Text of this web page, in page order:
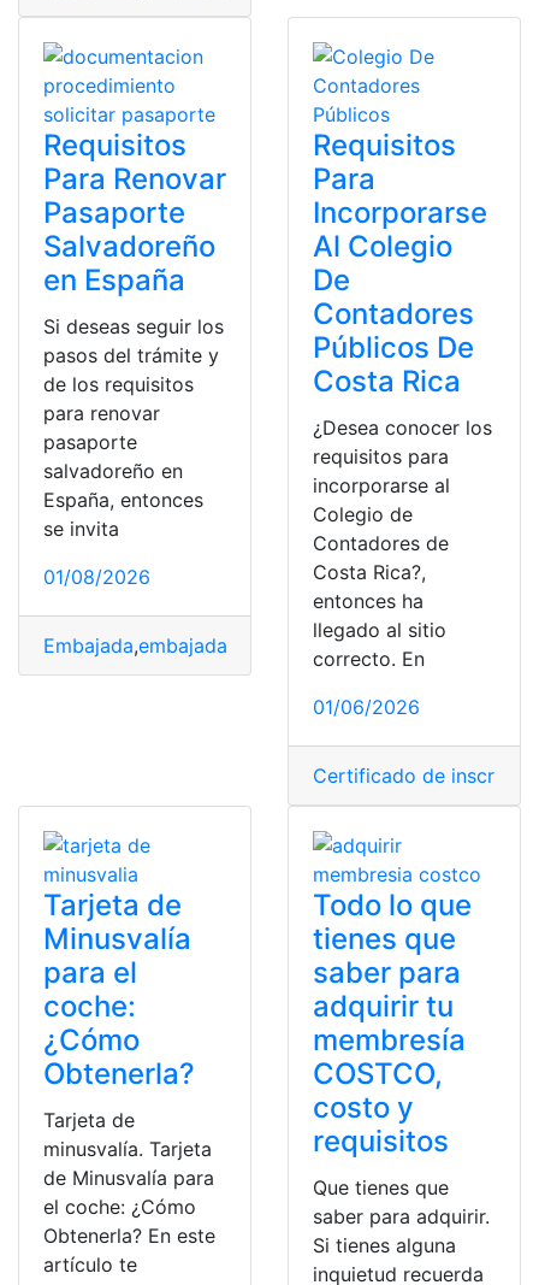
Requisitos
Para Renovar
Pasaporte
Salvadoreño
en España
Si deseas seguir los
pasos del trámite y
de los requisitos
para renovar
pasaporte
salvadoreño en
España, entonces
se invita
01/08/2026
Embajada,embajada española Pasaporte pasaporte
Requisitos
Para
Incorporarse
Al Colegio
De
Contadores
Públicos De
Costa Rica
¿Desea conocer los
requisitos para
incorporarse al
Colegio de
Contadores de
Costa Rica?,
entonces ha
llegado al sitio
correcto. En
01/06/2026
Certificado de
Tarjeta de
Minusvalía
para el
coche:
¿Cómo
Obtenerla?
Tarjeta de
minusvalía. Tarjeta
de Minusvalía para
el coche: ¿Cómo
Obtenerla? En este
artículo te
Todo lo que
tienes que
saber para
adquirir tu
membresía
COSTCO,
costo y
requisitos
Que tienes que
saber para adquirir.
Si tienes alguna
inquietud recuerda